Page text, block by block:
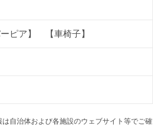
ピア】 【車椅子】
自治体および各施設のウェブサイト等でご確